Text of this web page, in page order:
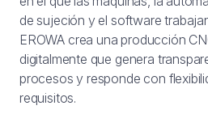
de sujeción y el software
EROWA crea una producción
digitalmente que genera
procesos y responde con
requisitos.